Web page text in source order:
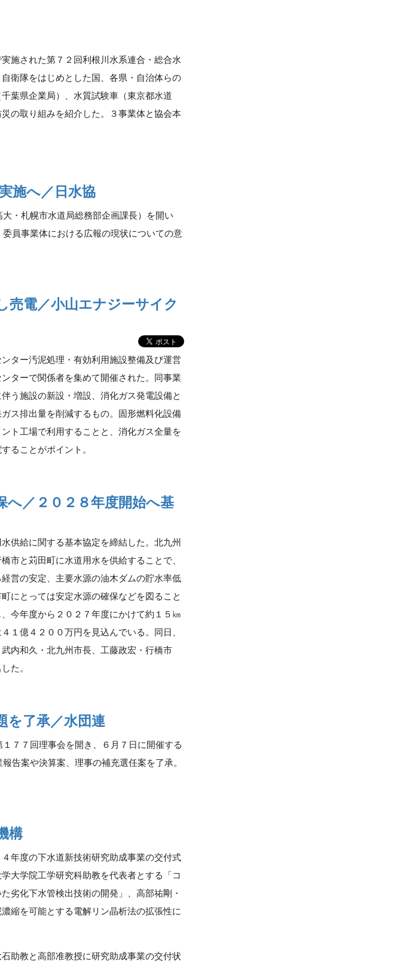
施された第７２回利根川水系連合・総合水
衛隊をはじめとした国、各県・自治体らの
葉県企業局）、水質試験車（東京都水道
の取り組みを紹介した。３事業体と協会本
施へ／日水協
・札幌市水道局総務部企画課長）を開い
員事業体における広報の現状についての意
売電／小山エナジーサイク
ター汚泥処理・有効利用施設整備及び運営
ターで関係者を集めて開催された。同事業
う施設の新設・増設、消化ガス発電設備と
ス排出量を削減するもの。固形燃料化設備
ト工場で利用することと、消化ガス全量を
ることがポイント。
へ／２０２８年度開始へ基
供給に関する基本協定を締結した。北九州
市と苅田町に水道用水を供給することで、
営の安定、主要水源の油木ダムの貯水率低
にとっては安定水源の確保などを図ること
今年度から２０２７年度にかけて約１５㎞
１億４２００万円を見込んでいる。同日、
内和久・北九州市長、工藤政宏・行橋市
た。
を了承／水団連
７７回理事会を開き、６月７日に開催する
告案や決算案、理事の補充選任案を了承。
構
年度の下水道新技術研究助成事業の交付式
大学院工学研究科助教を代表者とする「コ
劣化下水管検出技術の開発」、高部祐剛・
縮を可能とする電解リン晶析法の拡張性に
助教と高部准教授に研究助成事業の交付状